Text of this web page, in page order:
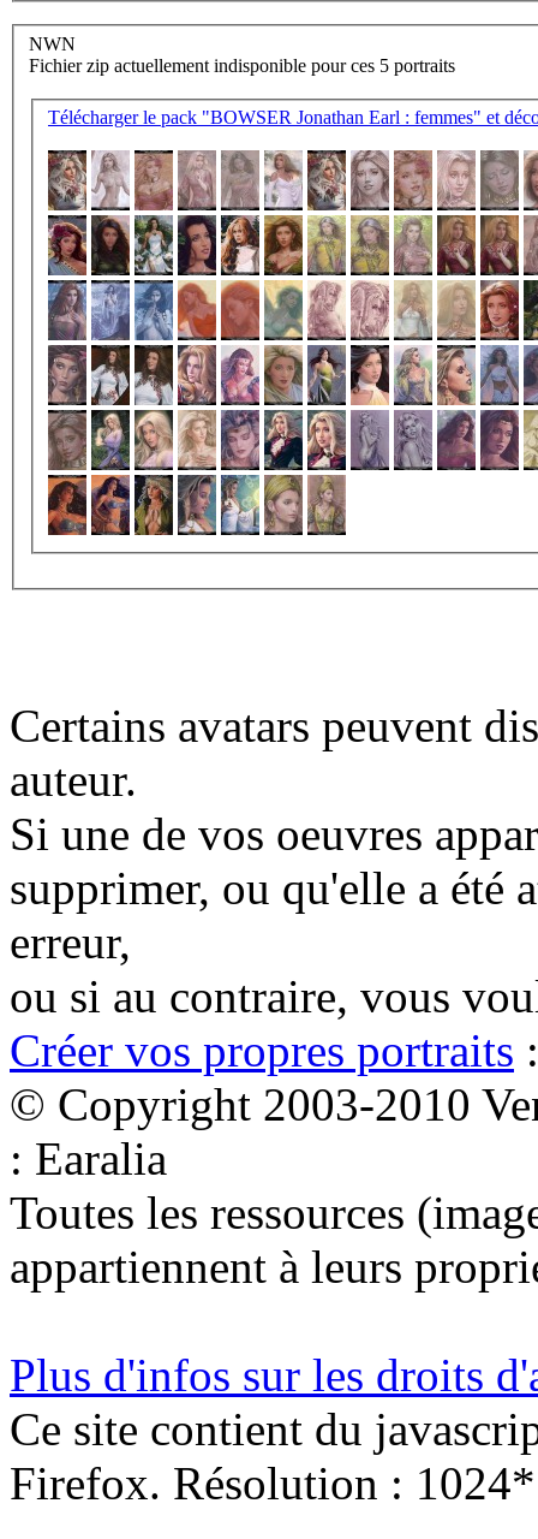
NWN
Fichier zip actuellement indisponible pour ces 5 portraits
Télécharger le pack "BOWSER Jonathan Earl : femmes" et
Certains avatars peuvent
auteur.
Si une de vos oeuvres
supprimer, ou qu'elle a été
erreur,
ou si au contraire, vous
Créer vos propres portraits
© Copyright 2003-2010
: Earalia
Toutes les ressources
appartiennent à leurs
Plus d'infos sur les droits
Ce site contient du
Firefox. Résolution :